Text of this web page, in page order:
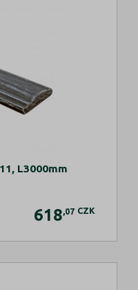
L3000mm
618 ,07 CZK